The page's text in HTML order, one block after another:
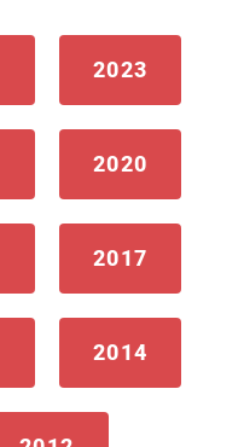
2023
2020
2017
2014